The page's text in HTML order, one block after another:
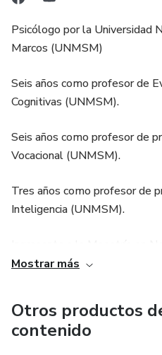
Accede desde cualquier país,
certificado digital de
🧠 Aprende a comprender y
técnico, ética profesional y
💡 Fortalece tu capacidad
indicadores diagnósticos del
⚠️ Importante: El curso no
mismo. No usamos versiones
Psicólogo por la Universidad
Marcos (UNMSM)
Seis años como profesor de
Cognitivas (UNMSM).
Seis años como profesor de
Vocacional (UNMSM).
Tres años como profesor de
Inteligencia (UNMSM).
Medicina San Fernando,
Marcos (UNMSM). Profesor
seis años en las áreas de
Mostrar más
Otros productos
contenido